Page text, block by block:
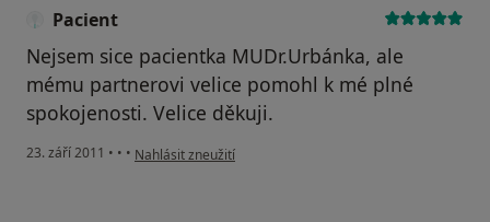
Pacient
Nejsem sice pacientka MUDr.Urbánka, ale
mému partnerovi velice pomohl k mé plné
spokojenosti. Velice děkuji.
23. září 2011 • • • podle názoru uživatele Pacient
Nahlásit zneužití